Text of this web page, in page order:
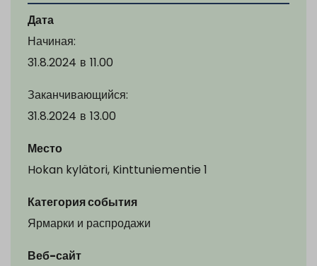
Дата
Начиная:
31.8.2024 в 11.00
Заканчивающийся:
31.8.2024 в 13.00
Место
Hokan kylätori, Kinttuniementie 1
Категория события
Ярмарки и распродажи
Веб-сайт